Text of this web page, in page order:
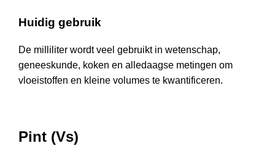
Huidig gebruik
De milliliter wordt veel gebruikt in wetenschap,
geneeskunde, koken en alledaagse metingen om
vloeistoffen en kleine volumes te kwantificeren.
Pint (Vs)